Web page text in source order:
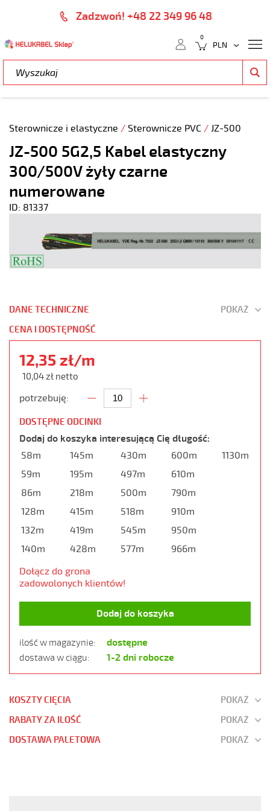
Zadzwoń! +48 22 349 96 48
0
Sterownicze i elastyczne / Sterownicze PVC / JZ-500
JZ-500 5G2,5 Kabel elastyczny
300/500V żyły czarne
numerowane
ID: 81337
DANE TECHNICZNE
POKAŻ
CENA I DOSTĘPNOŚĆ
12,35 zł/m
10,04 zł netto
potrzebuję:
DOSTĘPNE ODCINKI
Dodaj do koszyka interesującą Cię długość:
58m
59m
86m
128m
132m
140m
145m
195m
218m
415m
419m
428m
430m
497m
500m
518m
545m
577m
600m
610m
790m
910m
950m
966m
1130m
Dołącz do grona
zadowolonych klientów!
Dodaj do koszyka
ilość w magazynie: dostępne
dostawa w ciągu: 1-2 dni robocze
KOSZTY CIĘCIA
POKAŻ
RABATY ZA ILOŚĆ
POKAŻ
DOSTAWA PALETOWA
POKAŻ